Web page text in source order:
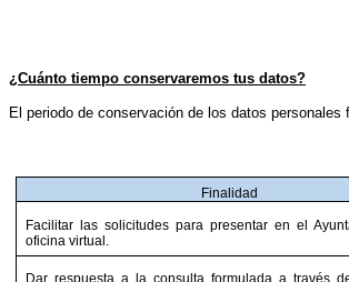
¿Cuánto tiempo conservaremos tus datos?
El periodo de conservación de los datos
Finalidad
Facilitar las solicitudes para presentar en el
oficina virtual.
Dar respuesta a la consulta formulada a través